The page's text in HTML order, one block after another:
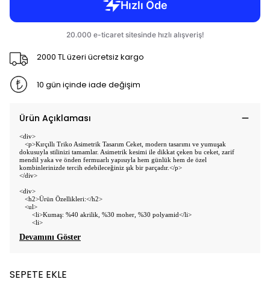
2000 TL üzeri ücretsiz kargo
10 gün içinde iade değişim
Ürün Açıklaması
<div>
<p>Kırçıllı Triko Asimetrik Tasarım Ceket, modern tasarımı ve yumuşak
dokusuyla stilinizi tamamlar. Asimetrik kesimi ile dikkat çeken bu ceket, zarif
mendil yaka ve önden fermuarlı yapısıyla hem günlük hem de özel
kombinlerinizde tercih edebileceğiniz şık bir parçadır.</p>
</div>
<div>
<h2>Ürün Özellikleri:</h2>
<ul>
<li>Kumaş: %40 akrilik, %30 moher, %30 polyamid</li>
<li>
Devamını Göster
SEPETE EKLE